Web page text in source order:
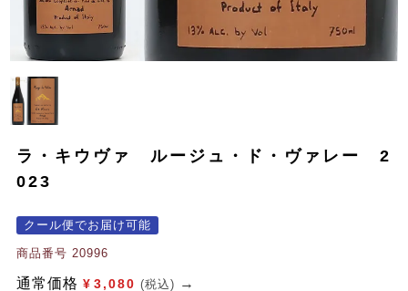
ラ・キウヴァ ルージュ・ド・ヴァレー 2
023
クール便でお届け可能
商品番号 20996
通常価格 ¥ 3,080 (税込)